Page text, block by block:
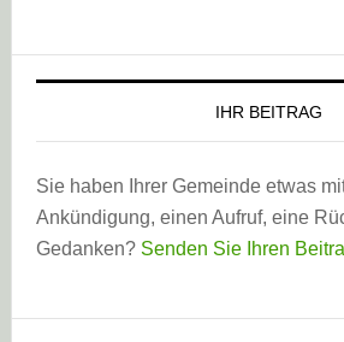
IHR BEITRAG
Sie haben Ihrer Gemeinde etwas
Ankündigung, einen Aufruf, eine
Gedanken? Senden Sie Ihren